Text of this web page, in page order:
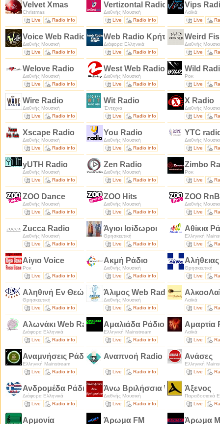
Velvet Xmas
Christmas
Live
Radio info
Vertizontal Radio
Διεθνής Μουσική
Live
Radio info
Vips
Λαϊκά
Live
Voice Web Radio
Διεθνής Μουσική
Live
Radio info
Web Radio Κρήτης
Διάφορα Ελληνικά
Live
Radio info
Weird
Διεθνής
Live
Welove Radio
Διεθνής Μουσική
Live
Radio info
West Web Radio
Διεθνής Μουσική
Live
Radio info
Wild
Ροκ
Live
Wire Radio
Διεθνής Μουσική
Live
Radio info
Wit Radio
'Εντεχνα
Live
Radio info
X Radio
Διεθνής
Live
Xscape Radio
Διεθνής Μουσική
Live
Radio info
You Radio
Διεθνής Μουσική
Live
Radio info
YTC
Διεθνής
Live
yUTH Radio
Διεθνής Μουσική
Live
Radio info
Zen Radio
Διεθνής Μουσική
Live
Radio info
Zimbo
Ροκ
Live
ZOO Dance
Διεθνής Μουσική
Live
Radio info
ZOO Hits
Διεθνής Μουσική
Live
Radio info
ZOO
Διεθνής
Live
Zucca Radio
Διεθνής Μουσική
Live
Radio info
Άγιοι Ισίδωροι
Θρησκευτική
Live
Radio info
Αθίκια
Ελληνική
Live
Αίγιο Voice
Ροκ
Live
Radio info
Ακμή Ράδιο
Διεθνής Μουσική
Live
Radio info
Θρησκευτική
Live
Αληθινή Εν Θεώ Ζωή
Θρησκευτική
Live
Radio info
Άλιμος Web Radio
Διεθνής Μουσική
Live
Radio info
Λαϊκά
Live
Αλωνάκι Web Radio
Διάφορα Ελληνικά
Live
Radio info
Αμαλιάδα Ράδιο
Ελληνική Mainstream
Live
Radio info
Αμαρτία
Λαϊκά
Live
Αναμνήσεις Ράδιο
Ελληνική Mainstream
Live
Radio info
Αναπνοή Radio
Live Radio info
Ανάσες
Ελληνική
Live
Ανδρομέδα Ράδιο
Διάφορα Ελληνικά
Live
Radio info
Άνω Βριλήσσια Web Radio
Διεθνής Μουσική
Live
Radio info
Άξενος
Παραδοσιακά
Live
Αρμονία Άρωμα FM Άρωμα